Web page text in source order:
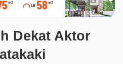
Dekat Aktor